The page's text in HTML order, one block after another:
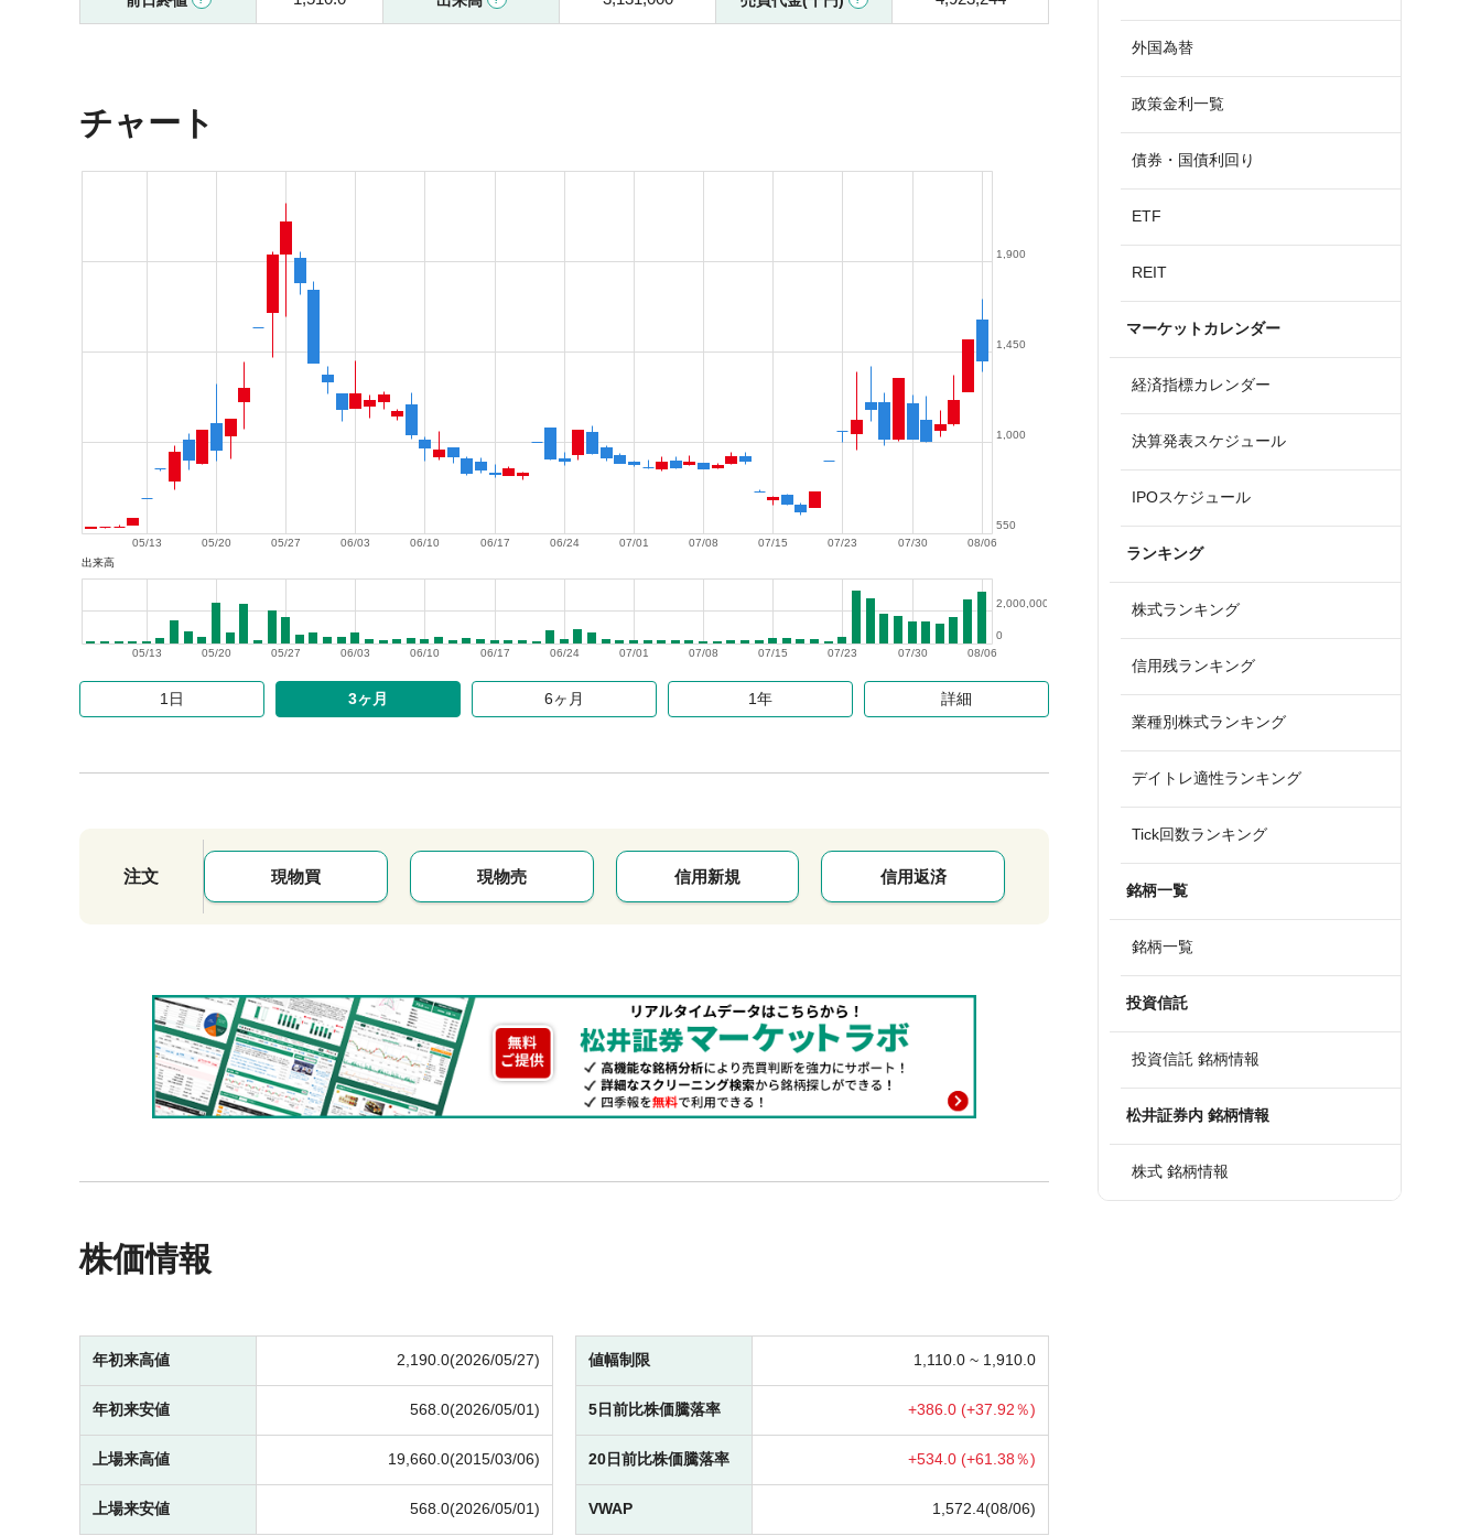
チャート
08/06
07/30
07/23
07/15
07/08
07/01
06/24
06/17
06/10
06/03
05/27
05/20
05/13
550
1,000
1,450
1,900
出来高
08/06
07/30
07/23
07/15
07/08
07/01
06/24
06/17
06/10
06/03
05/27
05/20
05/13
0
2,000,000
1日 3ヶ月 6ヶ月 1年 詳細
注文 現物買 現物売 信用新規 信用返済
株価情報
年初来高値 2,190.0(2026/05/27)
年初来安値 568.0(2026/05/01)
上場来高値 19,660.0(2015/03/06)
上場来安値 568.0(2026/05/01)
値幅制限 1,110.0 ~ 1,910.0
5日前比株価騰落率 +386.0 (+37.92％)
20日前比株価騰落率 +534.0 (+61.38％)
VWAP 1,572.4(08/06)
外国為替
政策金利一覧
債券・国債利回り
ETF
REIT
マーケットカレンダー
経済指標カレンダー
決算発表スケジュール
IPOスケジュール
ランキング
株式ランキング
信用残ランキング
業種別株式ランキング
デイトレ適性ランキング
Tick回数ランキング
銘柄一覧
銘柄一覧
投資信託
投資信託 銘柄情報
松井証券内 銘柄情報
株式 銘柄情報